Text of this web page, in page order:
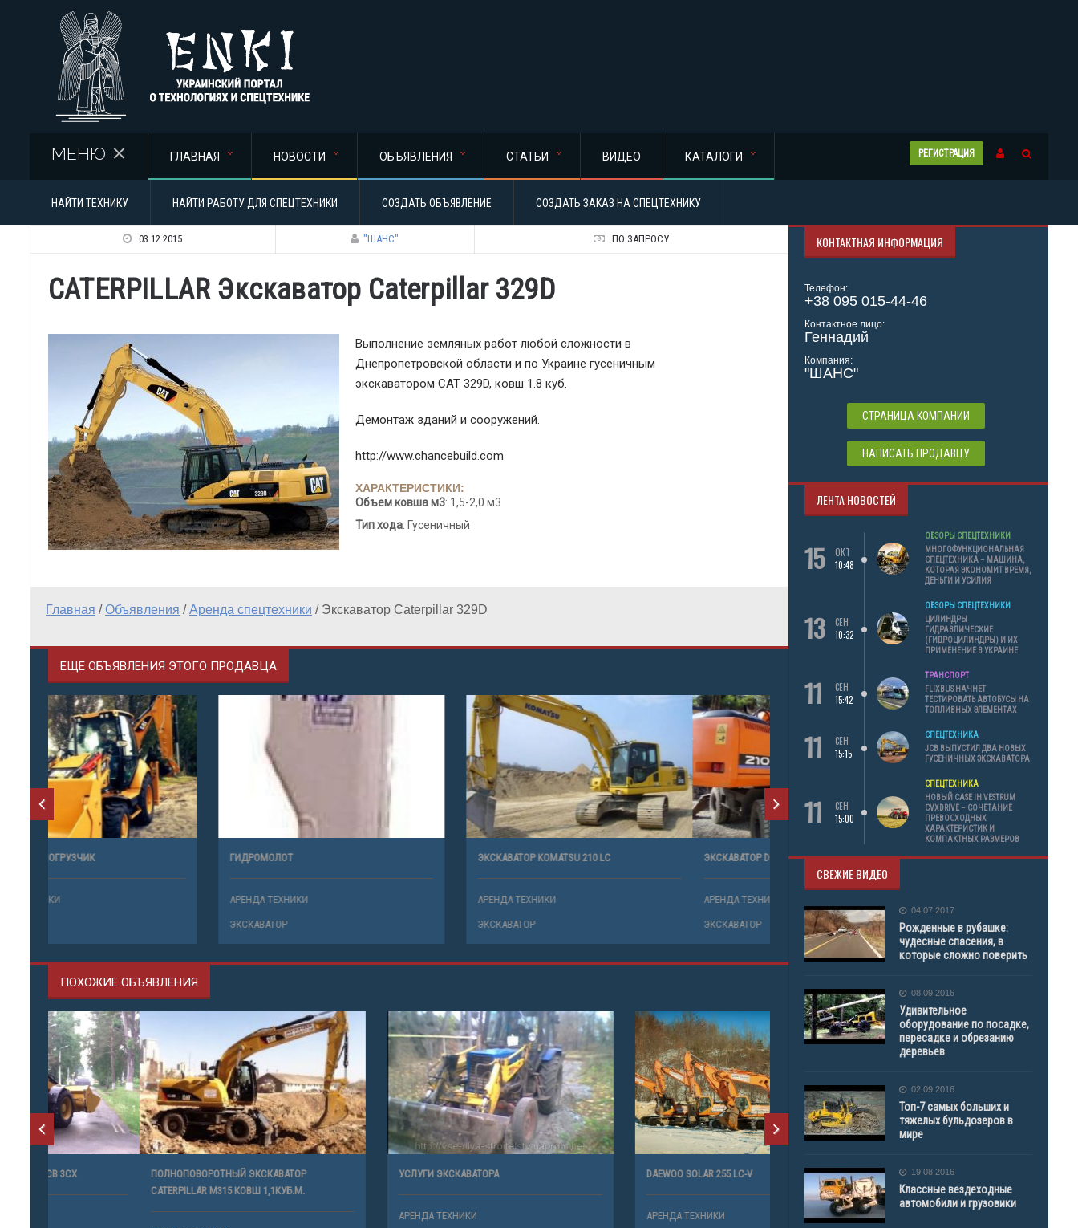
РЕГИСТРАЦИЯ
МЕНЮ ГЛАВНАЯ НОВОСТИ ОБЪЯВЛЕНИЯ СТАТЬИ ВИДЕО КАТАЛОГИ
НАЙТИ ТЕХНИКУ НАЙТИ РАБОТУ ДЛЯ СПЕЦТЕХНИКИ СОЗДАТЬ ОБЪЯВЛЕНИЕ СОЗДАТЬ ЗАКАЗ НА СПЕЦТЕХНИКУ
03.12.2015 "ШАНС" ПО ЗАПРОСУ
CATERPILLAR Экскаватор Caterpillar 329D
Выполнение земляных работ любой сложности в
Днепропетровской области и по Украине гусеничным
экскаватором CAT 329D, ковш 1.8 куб.
Демонтаж зданий и сооружений.
http://www.chancebuild.com
ХАРАКТЕРИСТИКИ:
Объем ковша м3: 1,5-2,0 м3
Тип хода: Гусеничный
Главная /Объявления /Аренда спецтехники / Экскаватор Caterpillar 329D
ЕЩЕ ОБЪЯВЛЕНИЯ ЭТОГО ПРОДАВЦА
ЭКСКАВАТОР-ПОГРУЗЧИК
АРЕНДА ТЕХНИКИ АРЕНДА ТЕХНИКИ
ЭКСКАВАТОР KOMATSU 210 LC
АРЕНДА ТЕХНИКИ
ЭКСКАВАТОР DOOSAN 210
ЭКСКАВАТОР
ПОХОЖИЕ ОБЪЯВЛЕНИЯ
ПОЛНОПОВОРОТНЫЙ ЭКСКАВАТОР
CATERPILLAR M315 КОВШ 1,1КУБ.М.
УСЛУГИ ЭКСКАВАТОРА
АРЕНДА ТЕХНИКИ
DAEWOO SOLAR 255 LC-V
КОНТАКТНАЯ ИНФОРМАЦИЯ
Телефон:
+38 095 015-44-46
Контактное лицо:
Геннадий
Компания:
"ШАНС"
СТРАНИЦА КОМПАНИИ
НАПИСАТЬ ПРОДАВЦУ
ЛЕНТА НОВОСТЕЙ
15
ОКТ
10:48
ОБЗОРЫ СПЕЦТЕХНИКИ
МНОГОФУНКЦИОНАЛЬНАЯ
СПЕЦТЕХНИКА – МАШИНА,
КОТОРАЯ ЭКОНОМИТ ВРЕМЯ,
ДЕНЬГИ И УСИЛИЯ
13
СЕН
10:32
ОБЗОРЫ СПЕЦТЕХНИКИ
ЦИЛИНДРЫ
ГИДРАВЛИЧЕСКИЕ
(ГИДРОЦИЛИНДРЫ) И ИХ
ПРИМЕНЕНИЕ В УКРАИНЕ
11
СЕН
15:42
ТРАНСПОРТ
FLIXBUS НАЧНЕТ
ТЕСТИРОВАТЬ АВТОБУСЫ НА
ТОПЛИВНЫХ ЭЛЕМЕНТАХ
11
СЕН
15:15
СПЕЦТЕХНИКА
JCB ВЫПУСТИЛ ДВА НОВЫХ
ГУСЕНИЧНЫХ ЭКСКАВАТОРА
11
СЕН
15:00
СПЕЦТЕХНИКА
НОВЫЙ CASE IH VESTRUM
CVXDRIVE – СОЧЕТАНИЕ
ПРЕВОСХОДНЫХ
ХАРАКТЕРИСТИК И
КОМПАКТНЫХ РАЗМЕРОВ
СВЕЖИЕ ВИДЕО
04.07.2017
Рожденные в рубашке:
чудесные спасения, в
которые сложно поверить
08.09.2016
Удивительное
оборудование по посадке,
пересадке и обрезанию
деревьев
02.09.2016
Топ-7 самых больших и
тяжелых бульдозеров в
мире
19.08.2016
Классные вездеходные
автомобили и грузовики